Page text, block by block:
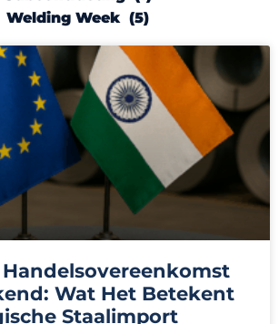
Welding Week (5)
Handelsovereenkomst
Wat Het Betekent
Staalimport